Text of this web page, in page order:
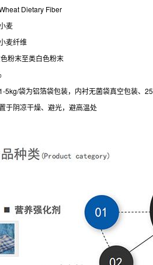
Dietary Fiber
麦
麦纤维
色粉末至类白色粉末
1-5kg/袋为铝箔袋包装，内衬无菌袋真空包装、
于阴凉干燥、避光，避高温处